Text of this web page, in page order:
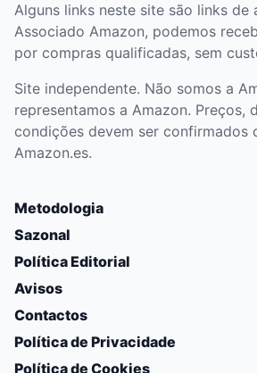
Alguns links neste site são links de
Associado Amazon, podemos
por compras qualificadas, sem
Site independente. Não somos a
representamos a Amazon. Preços,
condições devem ser confirmados
Amazon.es.
Metodologia
Sazonal
Política Editorial
Avisos
Contactos
Política de Privacidade
Política de Cookies